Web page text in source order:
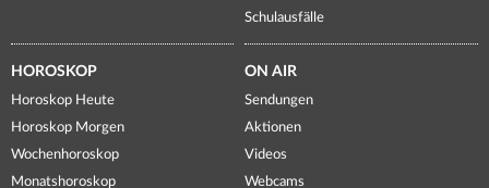
Schulausfälle
HOROSKOP
Horoskop Heute
Horoskop Morgen
Wochenhoroskop
Monatshoroskop
ON AIR
Sendungen
Aktionen
Videos
Webcams